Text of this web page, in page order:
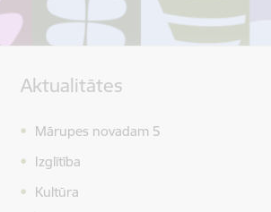
Aktualitātes
Mārupes novadam 5
Izglītība
Kultūra